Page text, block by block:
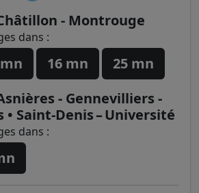
- Montrouge
dans :
16 mn
25 mn
- Gennevilliers -
• Saint-Denis – Université
dans :